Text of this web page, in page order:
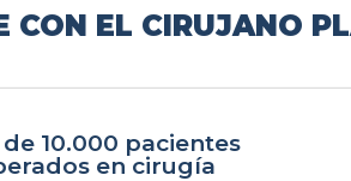
CON EL CIRUJANO
de 10.000 pacientes
en cirugía